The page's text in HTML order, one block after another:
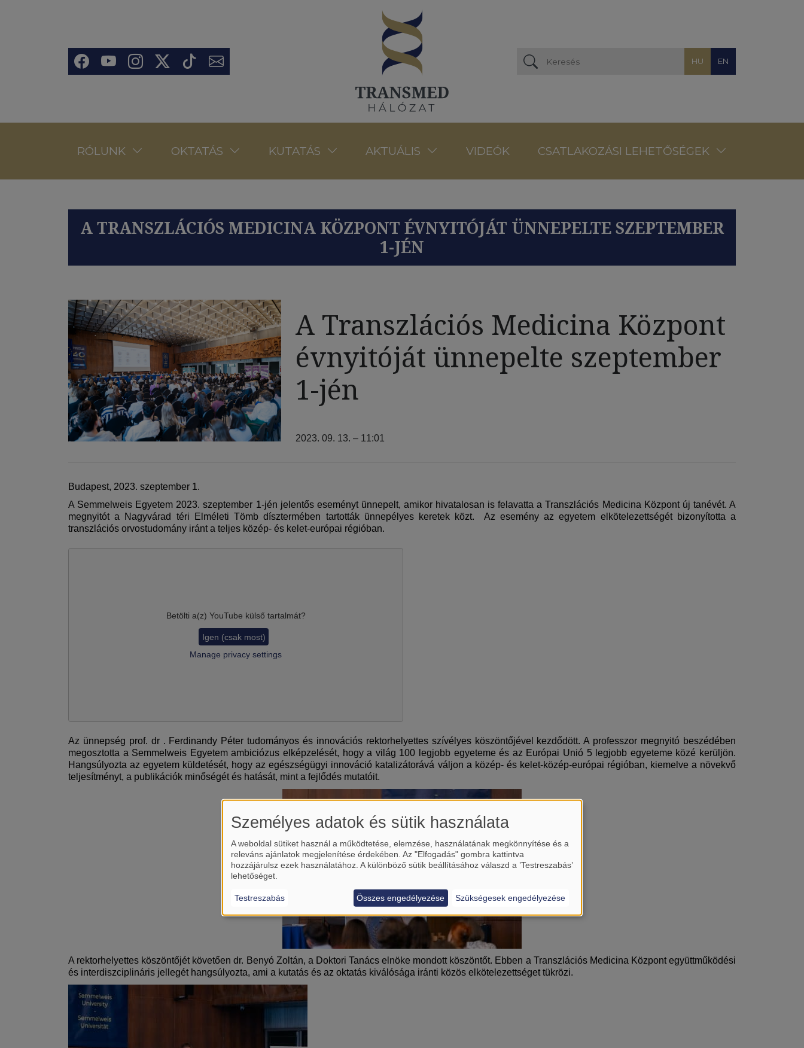
Social HU EN
RÓLUNK OKTATÁS KUTATÁS AKTUÁLIS VIDEÓK CSATLAKOZÁSI LEHETŐSÉGEK
A TRANSZLÁCIÓS MEDICINA KÖZPONT ÉVNYITÓJÁT ÜNNEPELTE SZEPTEMBER
1-JÉN
A Transzlációs Medicina Központ
évnyitóját ünnepelte szeptember
1-jén
2023. 09. 13. – 11:01
Budapest, 2023. szeptember 1.
A Semmelweis Egyetem 2023. szeptember 1-jén jelentős eseményt ünnepelt, amikor hivatalosan is felavatta a Transzlációs Medicina Központ új tanévét. A
megnyitót a Nagyvárad téri Elméleti Tömb dísztermében tartották ünnepélyes keretek közt. Az esemény az egyetem elkötelezettségét bizonyította a
transzlációs orvostudomány iránt a teljes közép- és kelet-európai régióban.
Betölti a(z) YouTube külső tartalmát?
Igen (csak most)
Manage privacy settings
Az ünnepség prof. dr . Ferdinandy Péter tudományos és innovációs rektorhelyettes szívélyes köszöntőjével kezdődött. A professzor megnyitó beszédében
megosztotta a Semmelweis Egyetem ambiciózus elképzelését, hogy a világ 100 legjobb egyeteme és az Európai Unió 5 legjobb egyeteme közé kerüljön.
Hangsúlyozta az egyetem küldetését, hogy az egészségügyi innováció katalizátorává váljon a közép- és kelet-közép-európai régióban, kiemelve a növekvő
teljesítményt, a publikációk minőségét és hatását, mint a fejlődés mutatóit.
A rektorhelyettes köszöntőjét követően dr. Benyó Zoltán, a Doktori Tanács elnöke mondott köszöntőt. Ebben a Transzlációs Medicina Központ együttműködési
és interdiszciplináris jellegét hangsúlyozta, ami a kutatás és az oktatás kiválósága iránti közös elkötelezettséget tükrözi.
Személyes adatok és sütik használata
A weboldal sütiket használ a működtetése, elemzése, használatának megkönnyítése és a
releváns ajánlatok megjelenítése érdekében. Az "Elfogadás" gombra kattintva
hozzájárulsz ezek használatához. A különböző sütik beállításához válaszd a ’Testreszabás’
lehetőséget.
Testreszabás Szükségesek engedélyezése
Összes engedélyezése